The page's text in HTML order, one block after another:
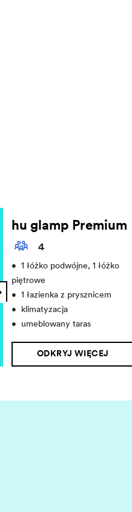
hu glamp Premium
4
• 1 łóżko podwójne, 1 łóżko
piętrowe
• 1 łazienka z prysznicem
•
klimatyzacja
•
umeblowany taras
ODKRYJ WIĘCEJ